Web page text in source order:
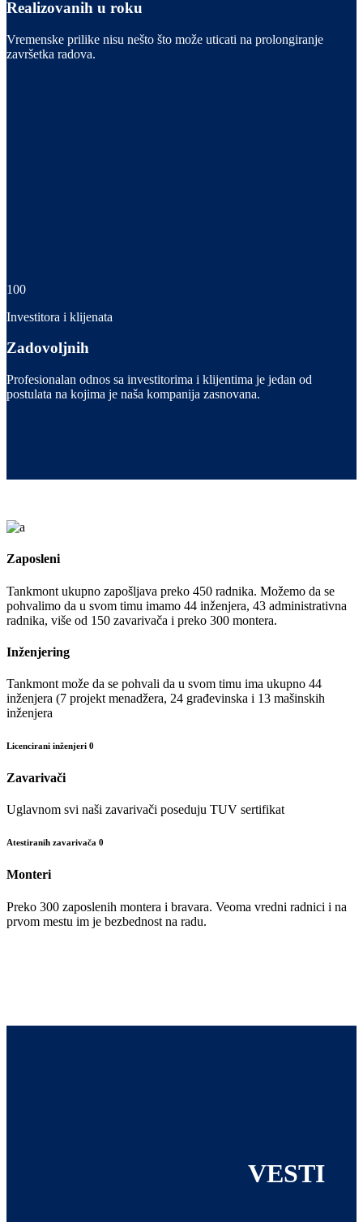
Realizovanih u roku
Vremenske prilike nisu nešto što može uticati na prolongiranje
završetka radova.
100
Investitora i klijenata
Zadovoljnih
Profesionalan odnos sa investitorima i klijentima je jedan od
postulata na kojima je naša kompanija zasnovana.
Zaposleni
Tankmont ukupno zapošljava preko 450 radnika. Možemo da se
pohvalimo da u svom timu imamo 44 inženjera, 43 administrativna
radnika, više od 150 zavarivača i preko 300 montera.
Inženjering
Tankmont može da se pohvali da u svom timu ima ukupno 44
inženjera (7 projekt menadžera, 24 građevinska i 13 mašinskih
inženjera
Licencirani inženjeri 0
Zavarivači
Uglavnom svi naši zavarivači poseduju TUV sertifikat
Atestiranih zavarivača 0
Monteri
Preko 300 zaposlenih montera i bravara. Veoma vredni radnici i na
prvom mestu im je bezbednost na radu.
VESTI